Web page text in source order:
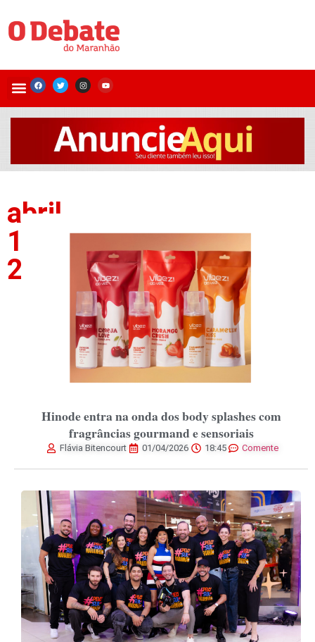
abril
1,
2026
Hinode entra na onda dos body splashes com
fragrâncias gourmand e sensoriais
Flávia Bitencourt 01/04/2026 18:45 Comente